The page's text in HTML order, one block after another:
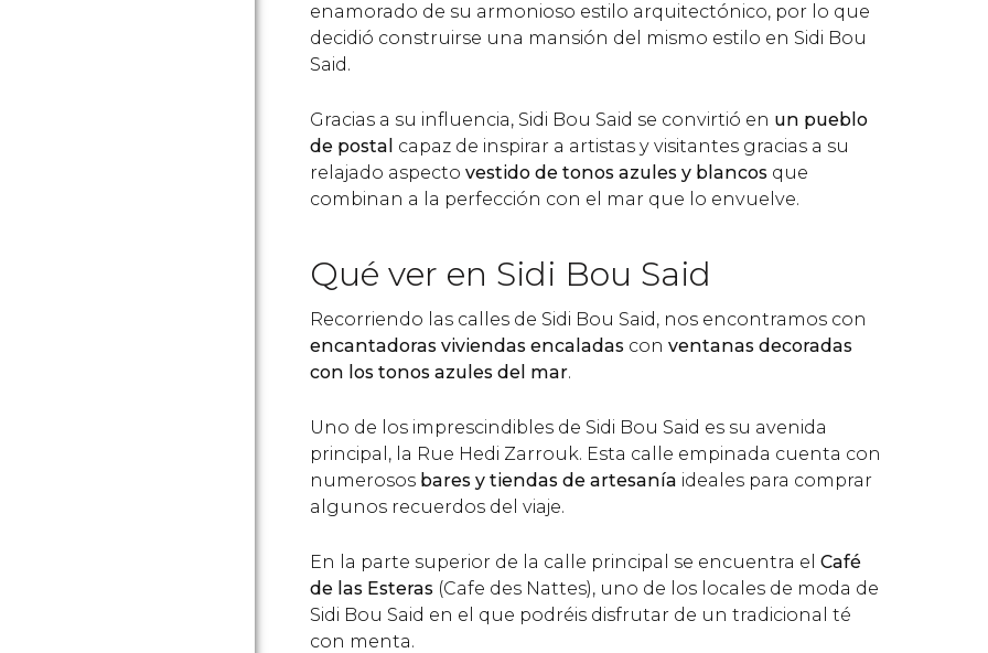
enamorado de su armonioso estilo arquitectónico, por lo que
decidió construirse una mansión del mismo estilo en Sidi Bou
Said.
Gracias a su influencia, Sidi Bou Said se convirtió en un pueblo
de postal capaz de inspirar a artistas y visitantes gracias a su
relajado aspecto vestido de tonos azules y blancos que
combinan a la perfección con el mar que lo envuelve.
Qué ver en Sidi Bou Said
Recorriendo las calles de Sidi Bou Said, nos encontramos con
encantadoras viviendas encaladas con ventanas decoradas
con los tonos azules del mar.
Uno de los imprescindibles de Sidi Bou Said es su avenida
principal, la Rue Hedi Zarrouk. Esta calle empinada cuenta con
numerosos bares y tiendas de artesanía ideales para comprar
algunos recuerdos del viaje.
En la parte superior de la calle principal se encuentra el Café
de las Esteras (Cafe des Nattes), uno de los locales de moda de
Sidi Bou Said en el que podréis disfrutar de un tradicional té
con menta.